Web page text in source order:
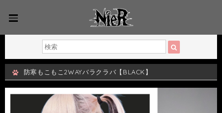
防寒もこもこ2WAYバラクラバ【BLACK】